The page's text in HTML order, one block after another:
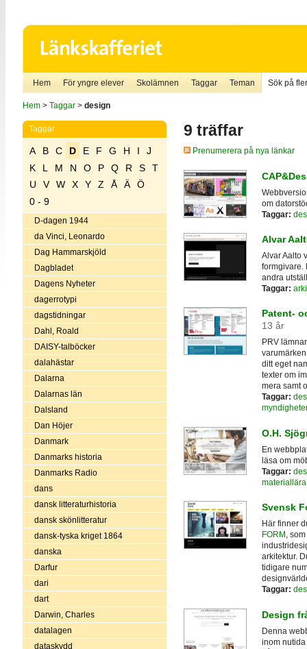
Hem För yngre elever Skolämnen Taggar Teman Sök på
Hem> Taggar> design
Taggar
A B C D E F G H I
J
K
L M N O P Q R S
T
U
V W X Y Z Å Ä
Ö
0 - 9
D-dagen 1944
da Vinci, Leonardo
Dag Hammarskjöld
Dagbladet
Dagens Nyheter
dagerrotypi
dagstidningar
Dahl, Roald
DAISY-talböcker
dalahästar
Dalarna
Dalarnas län
Dalsland
Dan Höjer
Danmark
Danmarks historia
Danmarks Radio
dans
dansk litteraturhistoria
dansk skönlitteratur
dansk-tyska kriget 1864
danska
Darfur
dari
dart
Darwin, Charles
datalagen
dataskydd
9 träffar
Prenumerera på nya länkar
om
Taggar:
Alvar
Alvar Aalto
formgivare.
andra
Taggar:
Patent-
13 år
PRV
ditt eget
texter om
mera samt
Taggar:
myndigheter
O.H.
En
läsa om
Taggar:
materiallära
Svensk
Här finner
FORM ,
arkitektur.
tidigare
Taggar:
Design
Denna
inom